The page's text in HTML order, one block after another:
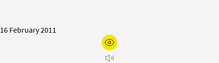
16 February 2011